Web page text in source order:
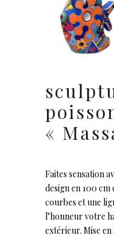
«
Faites sensation
design en 100 cm
courbes et une
l’honneur votre
extérieur. Mise